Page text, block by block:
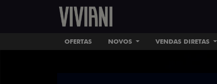
OFERTAS NOVOS VENDAS DIRETAS